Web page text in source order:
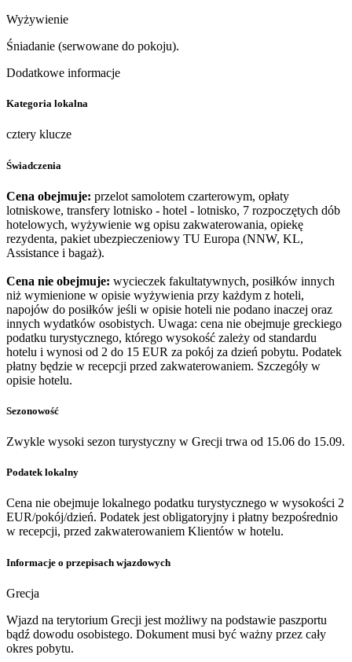
Wyżywienie
Śniadanie (serwowane do pokoju).
Dodatkowe informacje
Kategoria lokalna
cztery klucze
Świadczenia
Cena obejmuje: przelot samolotem czarterowym, opłaty
lotniskowe, transfery lotnisko - hotel - lotnisko, 7 rozpoczętych dób
hotelowych, wyżywienie wg opisu zakwaterowania, opiekę
rezydenta, pakiet ubezpieczeniowy TU Europa (NNW, KL,
Assistance i bagaż).
Cena nie obejmuje: wycieczek fakultatywnych, posiłków innych
niż wymienione w opisie wyżywienia przy każdym z hoteli,
napojów do posiłków jeśli w opisie hoteli nie podano inaczej oraz
innych wydatków osobistych. Uwaga: cena nie obejmuje greckiego
podatku turystycznego, którego wysokość zależy od standardu
hotelu i wynosi od 2 do 15 EUR za pokój za dzień pobytu. Podatek
płatny będzie w recepcji przed zakwaterowaniem. Szczegóły w
opisie hotelu.
Sezonowość
Zwykle wysoki sezon turystyczny w Grecji trwa od 15.06 do 15.09.
Podatek lokalny
Cena nie obejmuje lokalnego podatku turystycznego w wysokości 2
EUR/pokój/dzień. Podatek jest obligatoryjny i płatny bezpośrednio
w recepcji, przed zakwaterowaniem Klientów w hotelu.
Informacje o przepisach wjazdowych
Grecja
Wjazd na terytorium Grecji jest możliwy na podstawie paszportu
bądź dowodu osobistego. Dokument musi być ważny przez cały
okres pobytu.